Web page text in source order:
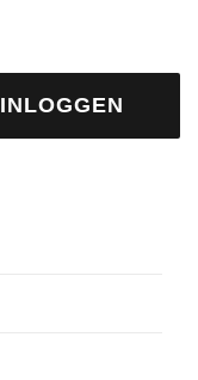
INLOGGEN